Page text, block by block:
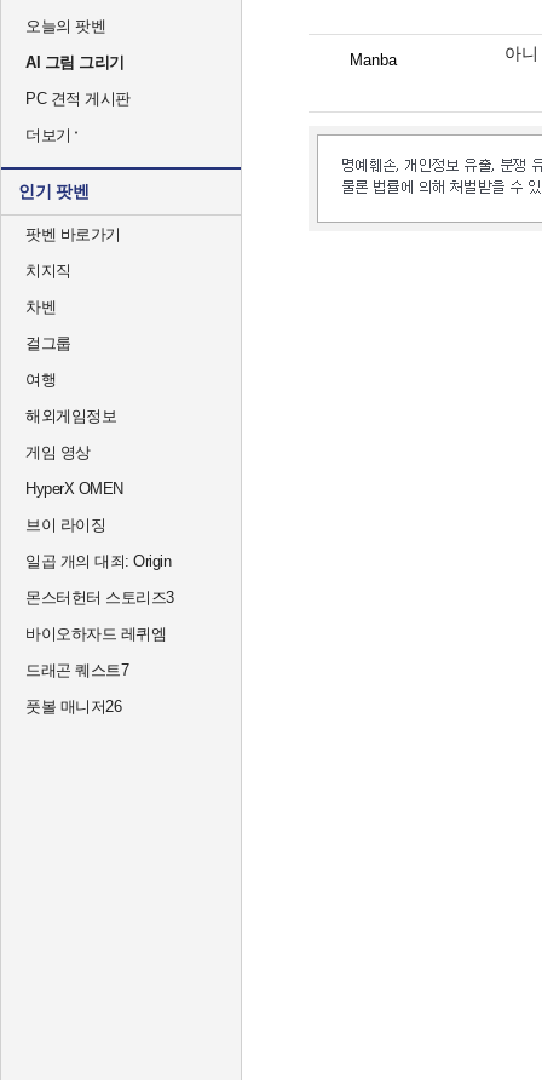
오늘의 팟벤
AI 그림 그리기
PC 견적 게시판
더보기
인기 팟벤
팟벤 바로가기
치지직
차벤
걸그룹
여행
해외게임정보
게임 영상
HyperX OMEN
브이 라이징
일곱 개의 대죄: Origin
몬스터헌터 스토리즈3
바이오하자드 레퀴엠
드래곤 퀘스트7
풋볼 매니저26
Manba 아